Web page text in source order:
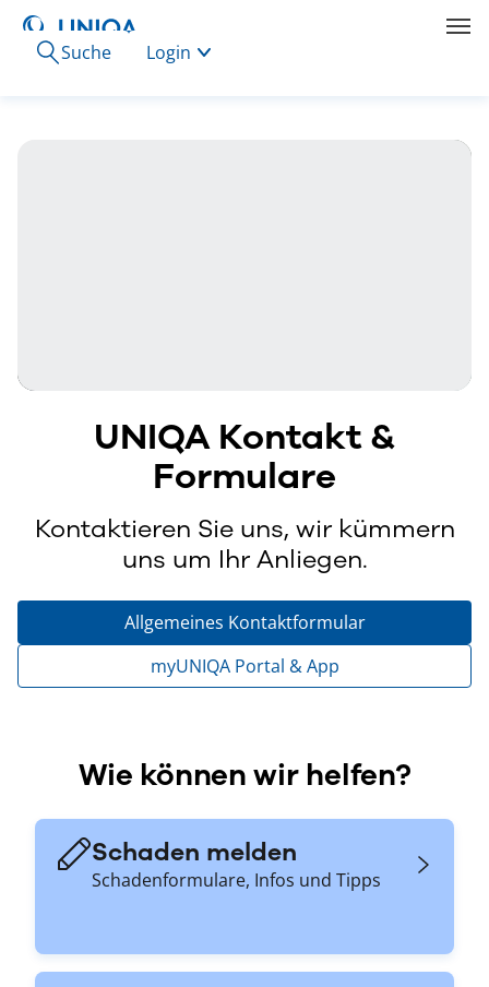
Suche Login
UNIQA Kontakt &
Formulare
Kontaktieren Sie uns, wir kümmern
uns um Ihr Anliegen.
Allgemeines Kontaktformular
myUNIQA Portal & App
Wie können wir helfen?
Schaden melden
Schadenformulare, Infos und Tipps